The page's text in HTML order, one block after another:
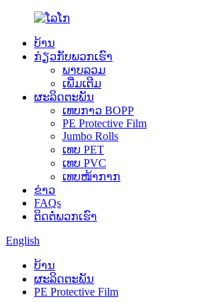
ບ້ານ
ກ່ຽວ​ກັບ​ພວກ​ເຮົາ
ພາບລວມ
ເພີ່ມເຕີມ
ຜະລິດຕະພັນ
ເທບກາວ BOPP
PE Protective Film
Jumbo Rolls
ເທບ PET
ເທບ PVC
ເທບໜ້າກາກ
ຂ່າວ
FAQs
ຕິດ​ຕໍ່​ພວກ​ເຮົາ
English
ບ້ານ
ຜະລິດຕະພັນ
PE Protective Film